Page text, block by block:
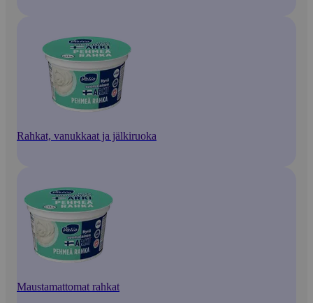
Rahkat, vanukkaat ja jälkiruoka
Maustamattomat rahkat